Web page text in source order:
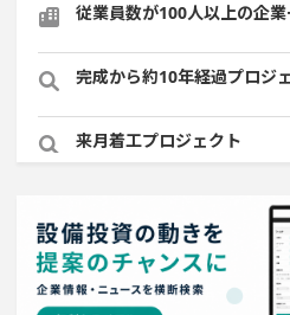
従業員数が100人以上の企
完成から約10年経過プロジ
来月着工プロジェクト
発電設備の導入を含む工場
金融・保険事業を営む会社
設計画